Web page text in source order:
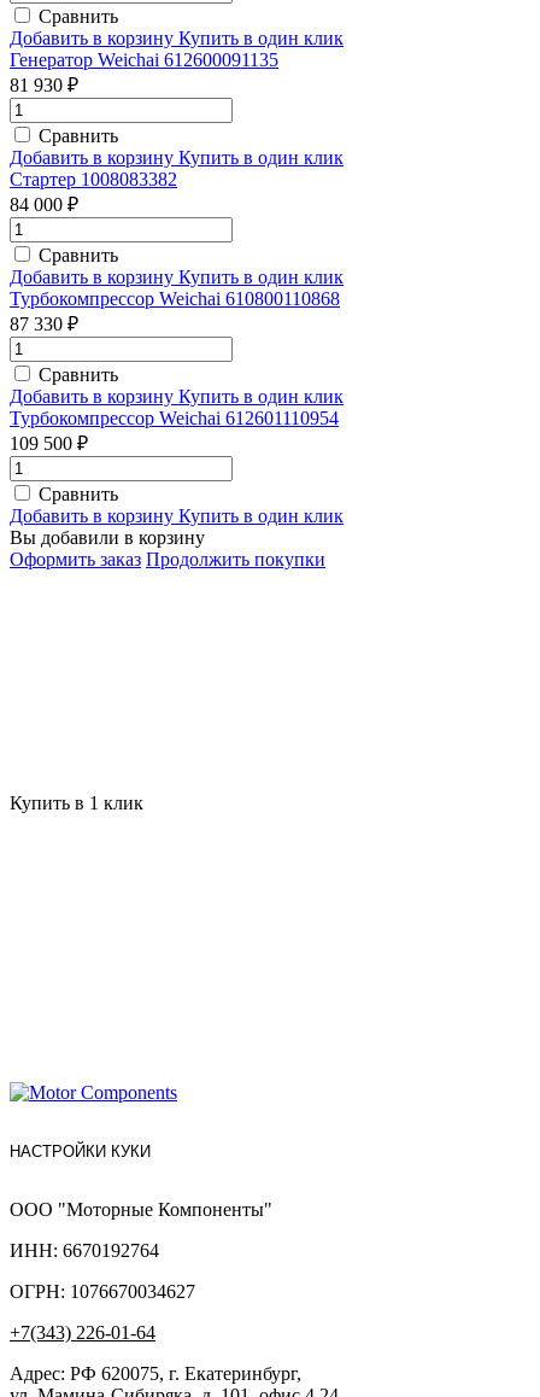
Сравнить
Добавить в корзину Купить в один клик
Генератор Weichai 612600091135
81 930 ₽
Сравнить
Добавить в корзину Купить в один клик
Стартер 1008083382
84 000 ₽
Сравнить
Добавить в корзину Купить в один клик
Турбокомпрессор Weichai 610800110868
87 330 ₽
Сравнить
Добавить в корзину Купить в один клик
Турбокомпрессор Weichai 612601110954
109 500 ₽
Сравнить
Добавить в корзину Купить в один клик
Вы добавили в корзину
Оформить заказ Продолжить покупки
Купить в 1 клик
НАСТРОЙКИ КУКИ
ООО "Моторные Компоненты"
ИНН: 6670192764
ОГРН: 1076670034627
+7(343) 226-01-64
Адрес: РФ 620075, г. Екатеринбург,